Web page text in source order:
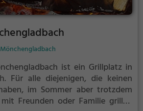
ist ein Grillplatz in
Für alle diejenigen, die keinen
im Sommer aber trotzdem
Freunden oder Familie grillen